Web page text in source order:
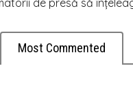
de presă să
Most Commented